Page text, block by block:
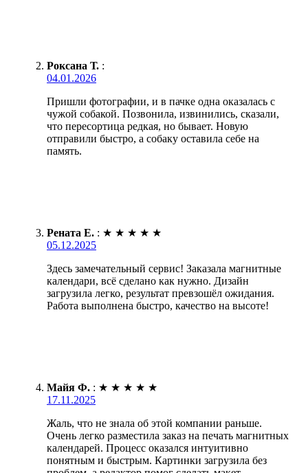
Роксана Т. :
04.01.2026
Пришли фотографии, и в пачке одна оказалась с
чужой собакой. Позвонила, извинились, сказали,
что пересортица редкая, но бывает. Новую
отправили быстро, а собаку оставила себе на
память.
Рената Е. : ★ ★ ★ ★ ★
05.12.2025
Здесь замечательный сервис! Заказала магнитные
календари, всё сделано как нужно. Дизайн
загрузила легко, результат превзошёл ожидания.
Работа выполнена быстро, качество на высоте!
Майя Ф. : ★ ★ ★ ★ ★
17.11.2025
Жаль, что не знала об этой компании раньше.
Очень легко разместила заказ на печать магнитных
календарей. Процесс оказался интуитивно
понятным и быстрым. Картинки загрузила без